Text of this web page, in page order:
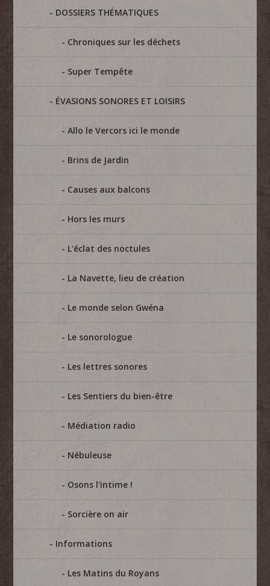
DOSSIERS THÉMATIQUES
Chroniques sur les déchets
Super Tempête
ÉVASIONS SONORES ET LOISIRS
Allo le Vercors ici le monde
Brins de Jardin
Causes aux balcons
Hors les murs
L'éclat des noctules
La Navette, lieu de création
Le monde selon Gwéna
Le sonorologue
Les lettres sonores
Les Sentiers du bien-être
Médiation radio
Nébuleuse
Osons l'intime !
Sorcière on air
Informations
Les Matins du Royans